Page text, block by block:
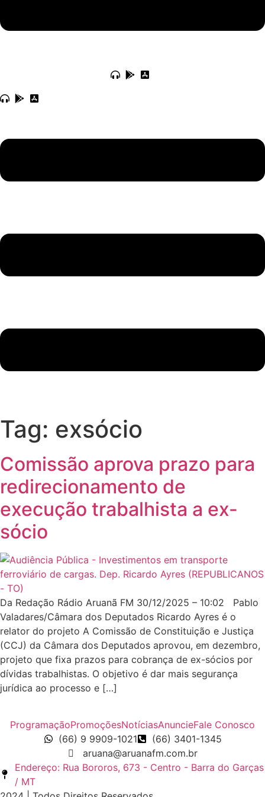
Tag: exsócio
Comissão aprova prazo para
redirecionamento de
execução trabalhista a ex-
sócio
Da Redação Rádio Aruanã FM 30/12/2025 – 10:02 Pablo
Valadares/Câmara dos Deputados Ricardo Ayres é o
relator do projeto A Comissão de Constituição e Justiça
(CCJ) da Câmara dos Deputados aprovou, em dezembro,
projeto que fixa prazos para cobrança de ex-sócios por
dívidas trabalhistas. O objetivo é dar mais segurança
jurídica ao processo e […]
ProgramaçãoPromoçõesNotíciasAnuncieFale Conosco
(66) 9 9909-1021
(66) 3401-1345
aruana@aruanafm.com.br
Endereço: Rua Bororos, 673 - Centro - Barra do Garças
/ MT